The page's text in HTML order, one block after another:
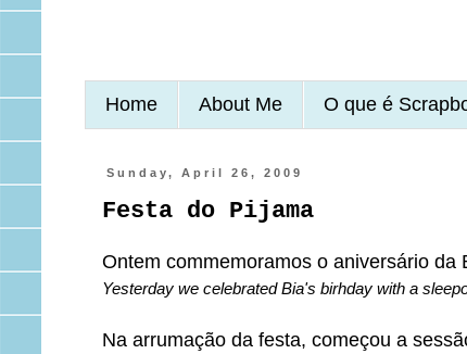
Home About Me O que é
Sunday, April 26, 2009
Festa do Pijama
Ontem commemoramos o aniversário
Yesterday we celebrated Bia's birhday with a
Na arrumação da festa, começou a